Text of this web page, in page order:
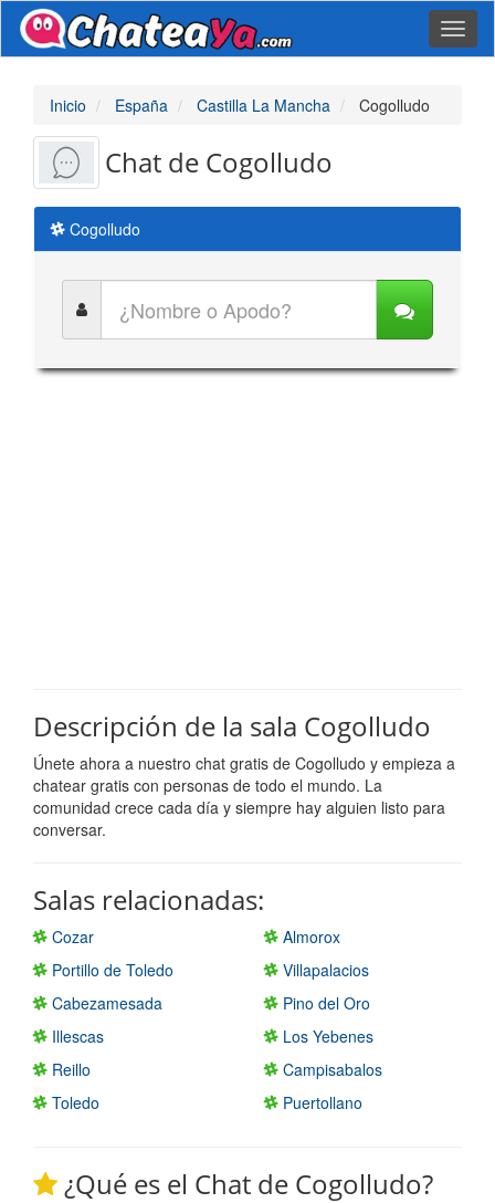
Inicio España Castilla La Mancha Cogolludo
Chat de Cogolludo
Cogolludo
Descripción de la sala Cogolludo
Únete ahora a nuestro chat gratis de Cogolludo y empieza a
chatear gratis con personas de todo el mundo. La
comunidad crece cada día y siempre hay alguien listo para
conversar.
Salas relacionadas:
Cozar
Almorox
Portillo de Toledo
Villapalacios
Cabezamesada
Pino del Oro
Illescas
Los Yebenes
Reillo
Campisabalos
Toledo
Puertollano
¿Qué es el Chat de Cogolludo?